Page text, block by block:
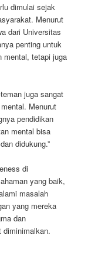
dimulai sejak
Menurut
dari Universitas
penting untuk
mental, tetapi juga
juga sangat
Menurut
pendidikan
mental bisa
didukung.”
di
yang baik,
masalah
yang mereka
dan
diminimalkan.